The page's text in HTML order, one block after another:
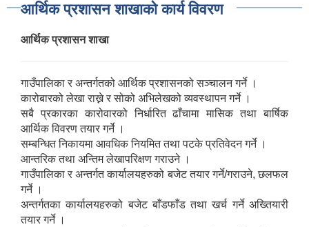
आर्थिक प्रशासन शाखाको कार्य विवरण
आर्थिक प्रशासन शाखा
गाउँपालिका र अन्तर्गतको आर्थिक प्रशासनको सञ्चालन गर्ने ।
कारोबारको लेखा राख्ने र सोको अभिलेखको व्यवस्थापन गर्ने ।
सबै प्रकारका कारोवारको निर्धारित ढाँचामा मासिक तथा बार्षिक
आर्थिक विवरण तयार गर्ने ।
सम्बन्धित निकायमा आवधिक नियमित तथा पटके प्रतिवेदन गर्ने ।
आन्तरिक तथा अन्तिम लेखापरिक्षण गराउने ।
गाउँपालिका र अन्तर्गत कार्यालयहरुको बजेट तयार गर्ने/गराउने, छलफल
गर्ने ।
अन्तर्गतका कार्यालयहरुको बजेट बाँडफाँड तथा खर्च गर्ने अख्तियारी
तयार गर्ने ।